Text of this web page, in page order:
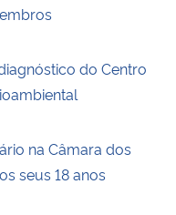
do Centro
na Câmara dos
seus 18 anos